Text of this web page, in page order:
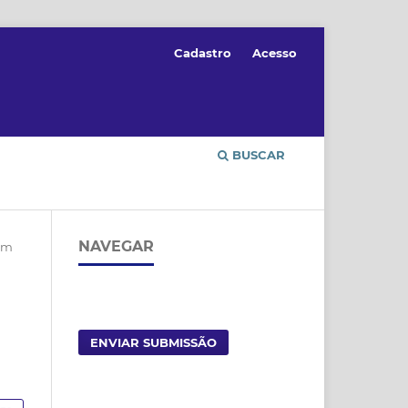
BUSCAR
Cadastro Acesso
NAVEGAR
ENVIAR SUBMISSÃO